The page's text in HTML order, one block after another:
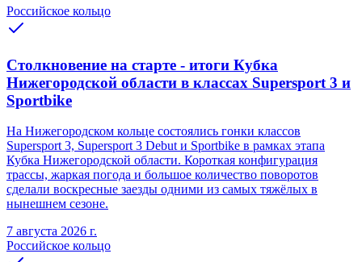
Российское кольцо
Столкновение на старте - итоги Кубка
Нижегородской области в классах Supersport 3 и
Sportbike
На Нижегородском кольце состоялись гонки классов
Supersport 3, Supersport 3 Debut и Sportbike в рамках этапа
Кубка Нижегородской области. Короткая конфигурация
трассы, жаркая погода и большое количество поворотов
сделали воскресные заезды одними из самых тяжёлых в
нынешнем сезоне.
7 августа 2026 г.
Российское кольцо